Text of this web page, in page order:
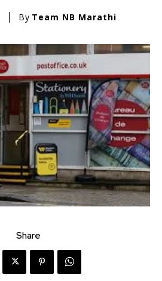
By Team NB Marathi
Share